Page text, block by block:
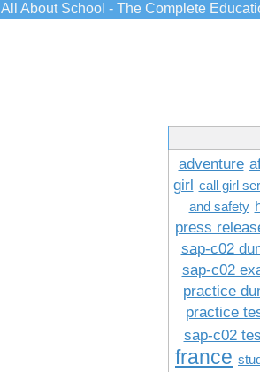
All About School - The Complete
adventure
girl call girl
and safety
press
sap-c02
sap-c02
practice
practice
sap-c02
france